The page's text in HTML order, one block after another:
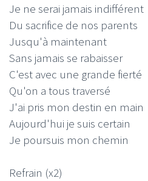
Je ne serai jamais indifférent
Du sacrifice de nos parents
Jusqu'à maintenant
Sans jamais se rabaisser
C'est avec une grande fierté
Qu'on a tous traversé
J'ai pris mon destin en main
Aujourd'hui je suis certain
Je poursuis mon chemin
Refrain (x2)